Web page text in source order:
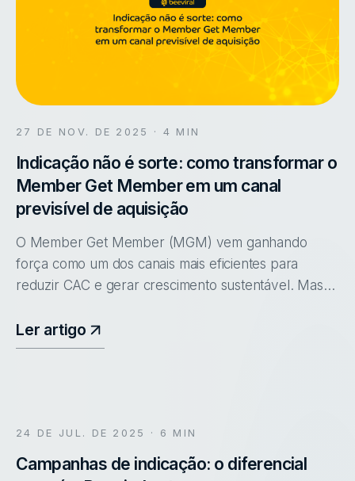
27 DE NOV. DE 2025 · 4 MIN
Indicação não é sorte: como transformar o
Member Get Member em um canal
previsível de aquisição
O Member Get Member (MGM) vem ganhando
força como um dos canais mais eficientes para
reduzir CAC e gerar crescimento sustentável. Mas
vendas por indicação acontecem sozinha
Ler artigo
24 DE JUL. DE 2025 · 6 MIN
Campanhas de indicação: o diferencial